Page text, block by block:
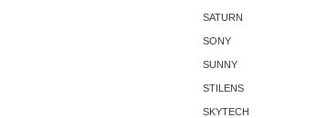
SATURN
SONY
SUNNY
STILENS
SKYTECH